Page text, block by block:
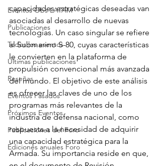
Eventos Obs LATAM
Publicaciones
Todos los eventos
Últimas publicaciones
Reseñas
Eventos Pasados
Próximos Eventos
Publicaciones del Foro
Ediciones anuales Foro
capacidades estratégicas deseadas van
asociadas al desarrollo de nuevas
tecnologías. Un caso singular se refiere
al Submarino S-80, cuyas características
le convierten en la plataforma de
propulsión convencional más avanzada
del mundo. El objetivo de este análisis
es ofrecer las claves de uno de los
programas más relevantes de la
industria de defensa nacional, como
respuesta a la necesidad de adquirir
una capacidad estratégica para la
Armada. Su importancia reside en que,